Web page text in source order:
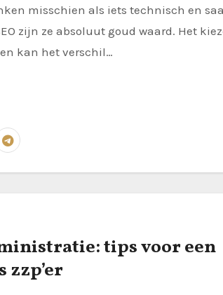
zijn ze absoluut goud waard. Het
kan het verschil…
tips voor een
zzp’er